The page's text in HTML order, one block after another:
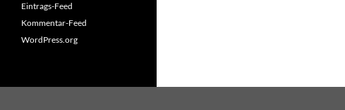
Eintrags-Feed
Kommentar-Feed
WordPress.org